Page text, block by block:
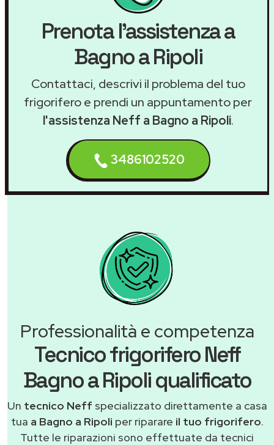
Prenota l'assistenza a
Bagno a Ripoli
Contattaci, descrivi il problema del tuo
frigorifero e prendi un appuntamento per
l'assistenza Neff a Bagno a Ripoli.
3486102520
Professionalità e competenza
Tecnico frigorifero Neff
Bagno a Ripoli qualificato
Un tecnico Neff specializzato direttamente a casa
tua a Bagno a Ripoli per riparare il tuo frigorifero.
Tutte le riparazioni sono effettuate da tecnici